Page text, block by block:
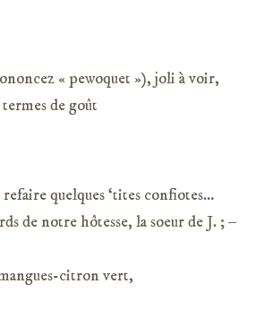
« pewoquet »), joli à voir,
de goût
quelques ‘tites confiotes…
de notre hôtesse, la soeur de J. ; –
citron vert,